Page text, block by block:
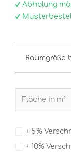
Abholung
Raumgröße
+ 5%
+ 10%